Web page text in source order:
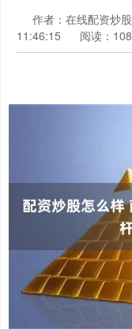
作者：在线配资炒股
11:46:15
阅读：108